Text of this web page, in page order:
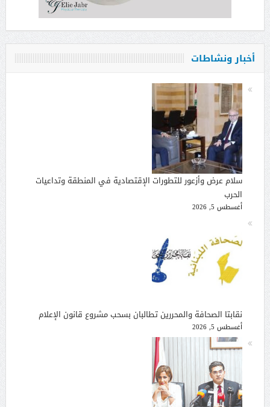
أخبار ونشاطات
سلام عرض وأزعور للتطورات الإقتصادية في المنطقة وتداعيات
الحرب
أغسطس 5, 2026
نقابتا الصحافة والمحررين تطالبان بسحب مشروع قانون الإعلام
أغسطس 5, 2026